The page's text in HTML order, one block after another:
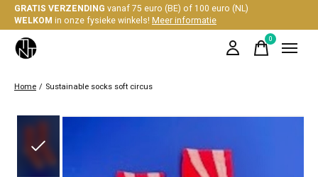
GRATIS VERZENDING vanaf 75 euro (BE) of 100 euro (NL)
WELKOM in onze fysieke winkels!Meer informatie
0items
Home / Sustainable socks soft circus